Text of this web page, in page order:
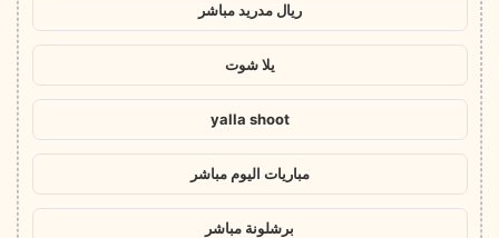
ريال مدريد مباشر
يلا شوت
yalla shoot
مباريات اليوم مباشر
برشلونة مباشر